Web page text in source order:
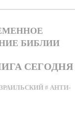
БИБЛИИ
СЕГОДНЯ
# АНТИ-